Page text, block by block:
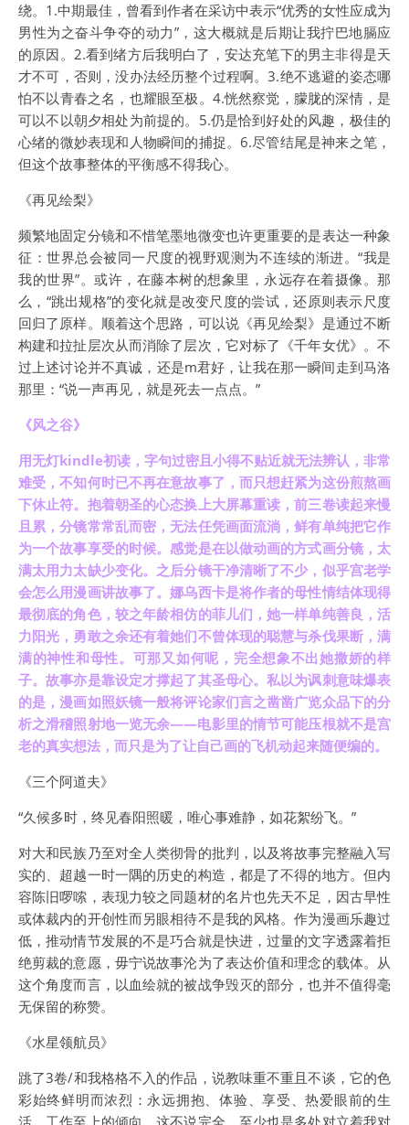
绕。1.中期最佳，曾看到作者在采访中表示“优秀的女性应成为
男性为之奋斗争夺的动力”，这大概就是后期让我拧巴地膈应
的原因。2.看到绪方后我明白了，安达充笔下的男主非得是天
才不可，否则，没办法经历整个过程啊。3.绝不逃避的姿态哪
怕不以青春之名，也耀眼至极。4.恍然察觉，朦胧的深情，是
可以不以朝夕相处为前提的。5.仍是恰到好处的风趣，极佳的
心绪的微妙表现和人物瞬间的捕捉。6.尽管结尾是神来之笔，
但这个故事整体的平衡感不得我心。
《再见绘梨》
频繁地固定分镜和不惜笔墨地微变也许更重要的是表达一种象
征：世界总会被同一尺度的视野观测为不连续的渐进。“我是
我的世界”。或许，在藤本树的想象里，永远存在着摄像。那
么，“跳出规格”的变化就是改变尺度的尝试，还原则表示尺度
回归了原样。顺着这个思路，可以说《再见绘梨》是通过不断
构建和拉扯层次从而消除了层次，它对标了《千年女优》。不
过上述讨论并不真诚，还是m君好，让我在那一瞬间走到马洛
那里：“说一声再见，就是死去一点点。”
《风之谷》
用无灯kindle初读，字句过密且小得不贴近就无法辨认，非常
难受，不知何时已不再在意故事了，而只想赶紧为这份煎熬画
下休止符。抱着朝圣的心态换上大屏幕重读，前三卷读起来慢
且累，分镜常常乱而密，无法任凭画面流淌，鲜有单纯把它作
为一个故事享受的时候。感觉是在以做动画的方式画分镜，太
满太用力太缺少变化。之后分镜干净清晰了不少，似乎宫老学
会怎么用漫画讲故事了。娜乌西卡是将作者的母性情结体现得
最彻底的角色，较之年龄相仿的菲儿们，她一样单纯善良，活
力阳光，勇敢之余还有着她们不曾体现的聪慧与杀伐果断，满
满的神性和母性。可那又如何呢，完全想象不出她撒娇的样
子。故事亦是靠设定才撑起了其圣母心。私以为讽刺意味爆表
的是，漫画如照妖镜一般将评论家们言之凿凿广览众品下的分
析之滑稽照射地一览无余——电影里的情节可能压根就不是宫
老的真实想法，而只是为了让自己画的飞机动起来随便编的。
《三个阿道夫》
“久候多时，终见春阳照暖，唯心事难静，如花絮纷飞。”
对大和民族乃至对全人类彻骨的批判，以及将故事完整融入写
实的、超越一时一隅的历史的构造，都是了不得的地方。但内
容陈旧啰嗦，表现力较之同题材的名片也先天不足，因古早性
或体裁内的开创性而另眼相待不是我的风格。作为漫画乐趣过
低，推动情节发展的不是巧合就是快进，过量的文字透露着拒
绝剪裁的意愿，毋宁说故事沦为了表达价值和理念的载体。从
这个角度而言，以血绘就的被战争毁灭的部分，也并不值得毫
无保留的称赞。
《水星领航员》
跳了3卷/和我格格不入的作品，说教味重不重且不谈，它的色
彩始终鲜明而浓烈：永远拥抱、体验、享受、热爱眼前的生
活，工作至上的倾向，这不说完全，至少也是多处对立着我对